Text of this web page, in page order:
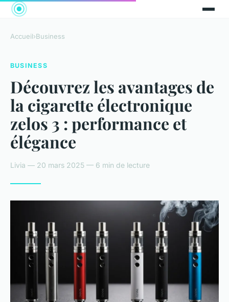
Accueil›Business
BUSINESS
Découvrez les avantages de
la cigarette électronique
zelos 3 : performance et
élégance
Livia — 20 mars 2025 — 6 min de lecture